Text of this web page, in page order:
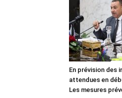
En prévision des
attendues en
Les mesures